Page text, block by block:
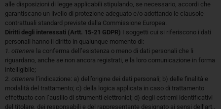
alle disposizioni di legge applicabili stipulando, se necessario, accordi che
garantiscano un livello di protezione adeguato e/o adottando le clausole
contrattuali standard previste dalla Commissione Europea.
Diritti degli interessati (Artt. 15-21 GDPR) I soggetti cui si riferiscono i dati
personali hanno il diritto in qualunque momento di:
1. ottenere la conferma dell’esistenza o meno di dati personali che li
riguardano, anche se non ancora registrati, e la loro comunicazione in forma
intelligibile;
2. ottenere l’indicazione: a) dell’origine dei dati personali; b) delle finalità e
modalità del trattamento; c) della logica applicata in caso di trattamento
effettuato con l’ausilio di strumenti elettronici; d) degli estremi identificativi
del titolare, dei responsabili e del rappresentante designato ai sensi dell’art..